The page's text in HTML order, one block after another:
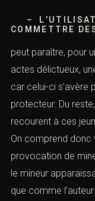
–
COMMETTRE
peut paraître, pour
actes délictueux,
car celui-ci s’avère
protecteur. Du
recourent à ces
On comprend donc
provocation de
le mineur
que comme